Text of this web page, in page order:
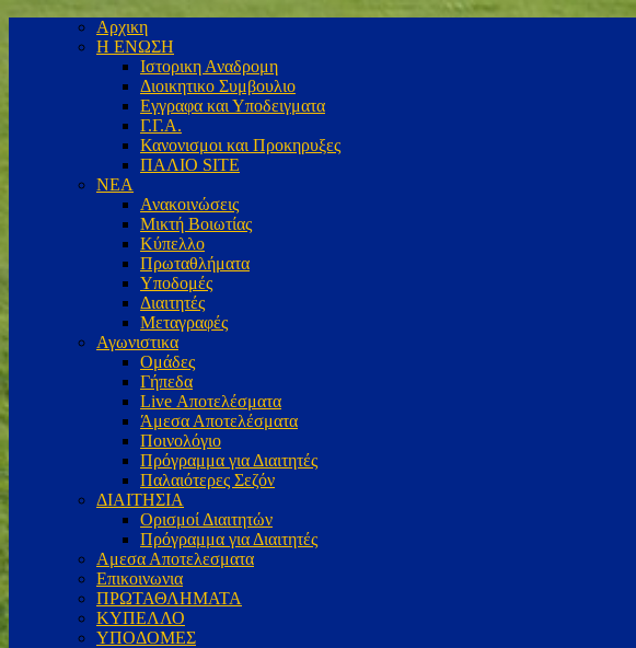
Αρχικη
Η ΕΝΩΣΗ
Ιστορικη Αναδρομη
Διοικητικο Συμβουλιο
Εγγραφα και Υποδειγματα
Γ.Γ.Α.
Κανονισμοι και Προκηρυξες
ΠΑΛΙΟ SITE
ΝΕΑ
Ανακοινώσεις
Μικτή Βοιωτίας
Κύπελλο
Πρωταθλήματα
Υποδομές
Διαιτητές
Μεταγραφές
Αγωνιστικα
Ομάδες
Γήπεδα
Live Αποτελέσματα
Άμεσα Αποτελέσματα
Ποινολόγιο
Πρόγραμμα για Διαιτητές
Παλαιότερες Σεζόν
ΔΙΑΙΤΗΣΙΑ
Ορισμοί Διαιτητών
Πρόγραμμα για Διαιτητές
Αμεσα Αποτελεσματα
Επικοινωνια
ΠΡΩΤΑΘΛΗΜΑΤΑ
ΚΥΠΕΛΛΟ
ΥΠΟΔΟΜΕΣ